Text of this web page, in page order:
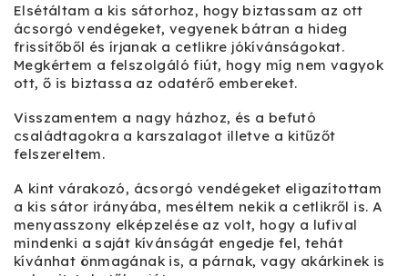
Elsétáltam a kis sátorhoz, hogy biztassam az ott
ácsorgó vendégeket, vegyenek bátran a hideg
frissítőből és írjanak a cetlikre jókívánságokat.
Megkértem a felszolgáló fiút, hogy míg nem vagyok
ott, ő is biztassa az odatérő embereket.
Visszamentem a nagy házhoz, és a befutó
családtagokra a karszalagot illetve a kitűzőt
felszereltem.
A kint várakozó, ácsorgó vendégeket eligazítottam
a kis sátor irányába, meséltem nekik a cetlikről is. A
menyasszony elképzelése az volt, hogy a lufival
mindenki a saját kívánságát engedje fel, tehát
kívánhat önmagának is, a párnak, vagy akárkinek is